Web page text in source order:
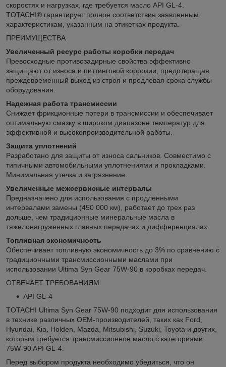
скоростях и нагрузках, где требуется масло API GL-4.
TOTACHI® гарантирует полное соответствие заявленным
характеристикам, указанным на этикетках продукта.
ПРЕИМУЩЕСТВА
Увеличенный ресурс работы коробки передач
Превосходные противозадирные свойства эффективно
защищают от износа и питтинговой коррозии, предотвращая
преждевременный выход из строя и продлевая срока службы
оборудования.
Надежная работа трансмиссии
Снижает фрикционные потери в трансмиссии и обеспечивает
оптимальную смазку в широком диапазоне температур для
эффективной и высокопроизводительной работы.
Защита уплотнений
Разработано для защиты от износа сальников. Совместимо с
типичными автомобильными уплотнениями и прокладками.
Минимальная утечка и загрязнение.
Увеличенные межсервисные интервалы
Предназначено для использования с продленными
интервалами замены (450 000 км), работает до трех раз
дольше, чем традиционные минеральные масла в
тяжелонагруженных главных передачах и дифференциалах.
Топливная экономичность
Обеспечивает топливную экономичность до 3% по сравнению с
традиционными трансмиссионными маслами при
использовании Ultima Syn Gear 75W-90 в коробках передач.
ОТВЕЧАЕТ ТРЕБОВАНИЯМ:
API GL-4
TOTACHI Ultima Syn Gear 75W-90 подходит для использования
в технике различных OEM-производителей, таких как Ford,
Hyundai, Kia, Holden, Mazda, Mitsubishi, Suzuki, Toyota и других,
которым требуется трансмиссионное масло с категориями
75W-90 API GL-4.
Перед выбором продукта необходимо убедиться, что он